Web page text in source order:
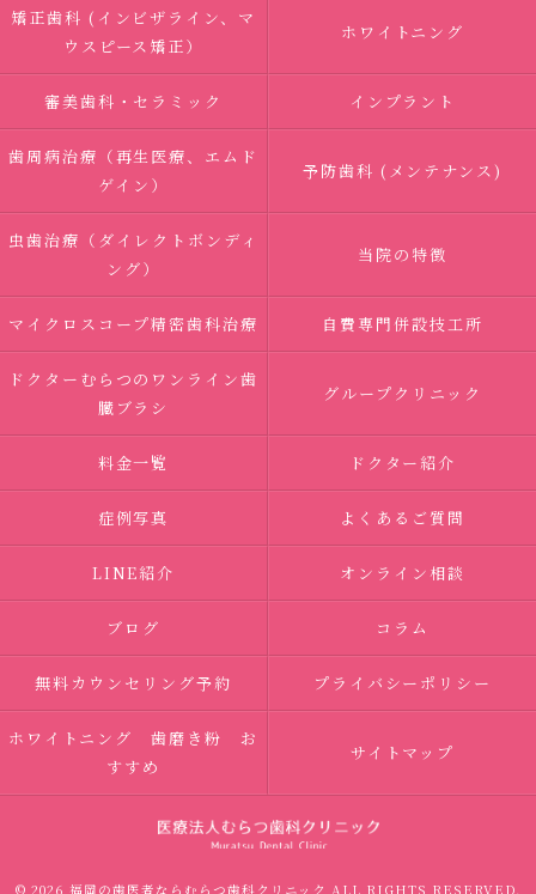
矯正歯科 (インビザライン、マ
ウスピース矯正）
ホワイトニング
審美歯科・セラミック インプラント
歯周病治療（再生医療、エムド
ゲイン）
予防歯科 (メンテナンス)
虫歯治療（ダイレクトボンディ
ング）
当院の特徴
マイクロスコープ精密歯科治療 自費専門併設技工所
ドクターむらつのワンライン歯
臓ブラシ
グループクリニック
料金一覧 ドクター紹介
症例写真 よくあるご質問
LINE紹介 オンライン相談
ブログ コラム
無料カウンセリング予約 プライバシーポリシー
ホワイトニング 歯磨き粉 お
すすめ
サイトマップ
© 2026 福岡の歯医者ならむらつ歯科クリニック ALL RIGHTS RESERVED.